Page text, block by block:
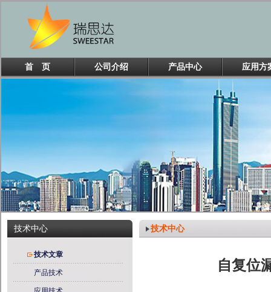
首 页 公司介绍 产品中心 应用方
技术中心
技术文章
产品技术
技术中心
自复位